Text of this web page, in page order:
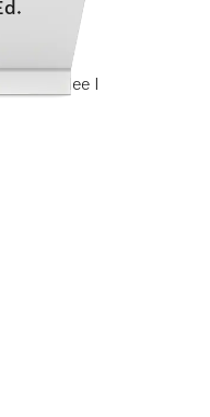
Jubilee I
énergétique